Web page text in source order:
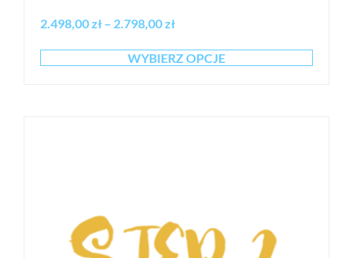
2.498,00zł – 2.798,00zł
WYBIERZ OPCJE